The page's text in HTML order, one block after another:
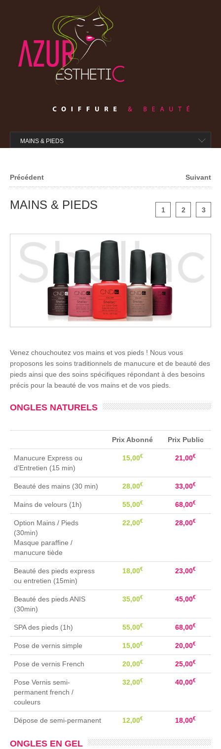
Dr Renaud
Shellac
Mondo Zen
MAINS & PIEDS
Précédent Suivant
MAINS & PIEDS 1 2 3
Venez chouchoutez vos mains et vos pieds ! Nous vous
proposons les soins traditionnels de manucure et de beauté des
pieds ainsi que des soins spécifiques répondant à des besoins
précis pour la beauté de vos mains et de vos pieds.
ONGLES NATURELS
Prix Abonné Prix Public
Manucure Express ou
d’Entretien (15 min)
15,00€ 21,00€
Beauté des mains (30 min) 28,00€ 33,00€
Mains de velours (1h) 55,00€ 68,00€
Option Mains / Pieds
(30min)
Masque paraffine /
manucure tiède
22,00€ 28,00€
Beauté des pieds express
ou entretien (15min)
18,00€ 23,00€
Beauté des pieds ANIS
(30min)
35,00€ 45,00€
SPA des pieds (1h) 55,00€ 68,00€
Pose de vernis simple 15,00€ 20,00€
Pose de vernis French 20,00€ 25,00€
Pose Vernis semi-
permanent french /
couleurs
32,00€ 40,00€
Dépose de semi-permanent 12,00€ 18,00€
ONGLES EN GEL